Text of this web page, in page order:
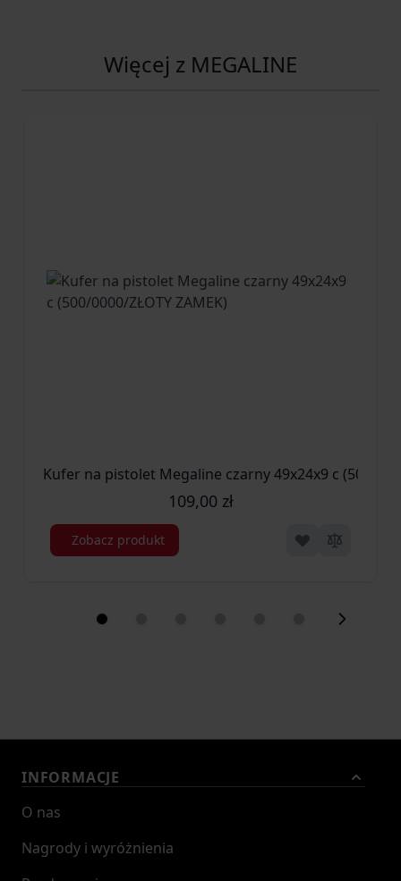
Więcej z MEGALINE
Kufer na pistolet Megaline czarny 49x24x9 c (500/
109,00 zł
Zobacz produkt
INFORMACJE
O nas
Nagrody i wyróżnienia